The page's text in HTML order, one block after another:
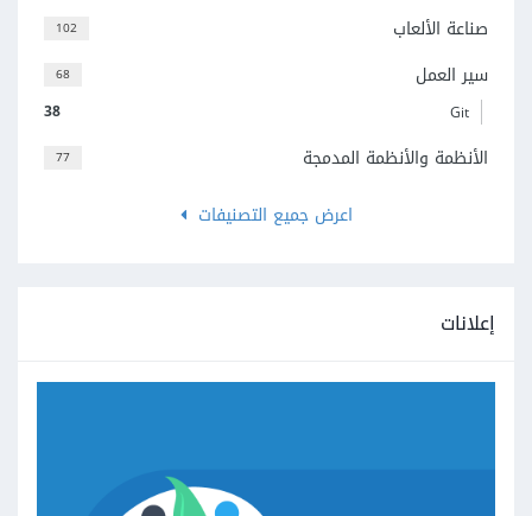
102 صناعة الألعاب
68 سير العمل
38 Git
77
الأنظمة والأنظمة المدمجة
اعرض جميع التصنيفات
إعلانات